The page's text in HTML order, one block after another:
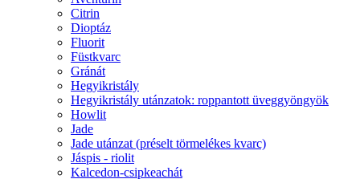
Citrin
Dioptáz
Fluorit
Füstkvarc
Gránát
Hegyikristály
Hegyikristály utánzatok: roppantott üveggyöngyök
Howlit
Jade
Jade utánzat (préselt törmelékes kvarc)
Jáspis - riolit
Kalcedon-csipkeachát